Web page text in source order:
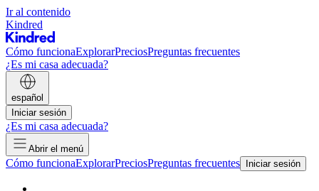
Ir al contenido
Kindred
Cómo funcionaExplorarPreciosPreguntas frecuentes
¿Es mi casa adecuada?
español
Iniciar sesión
¿Es mi casa adecuada?
Abrir el menú
Cómo funcionaExplorarPreciosPreguntas frecuentes Iniciar sesión